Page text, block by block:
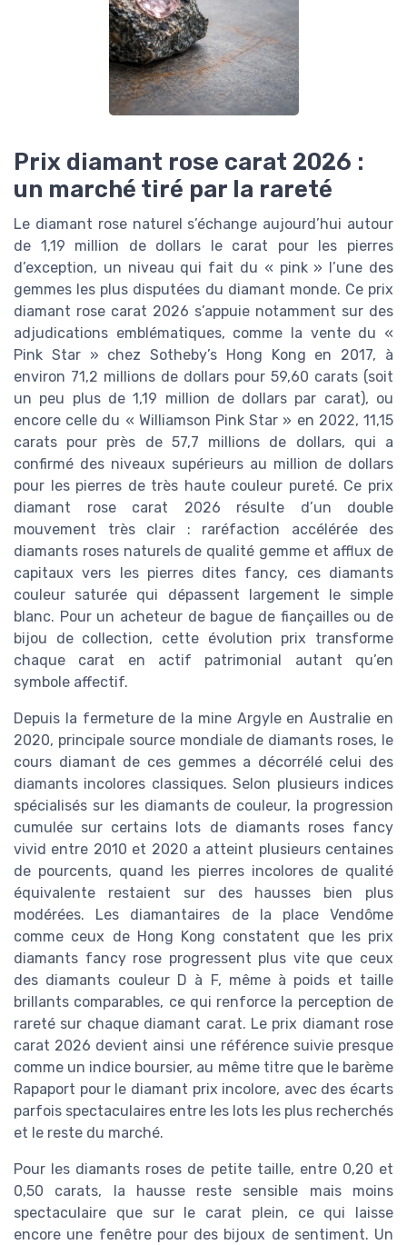
Prix diamant rose carat 2026 :
un marché tiré par la rareté
Le diamant rose naturel s’échange aujourd’hui autour
de 1,19 million de dollars le carat pour les pierres
d’exception, un niveau qui fait du « pink » l’une des
gemmes les plus disputées du diamant monde. Ce prix
diamant rose carat 2026 s’appuie notamment sur des
adjudications emblématiques, comme la vente du «
Pink Star » chez Sotheby’s Hong Kong en 2017, à
environ 71,2 millions de dollars pour 59,60 carats (soit
un peu plus de 1,19 million de dollars par carat), ou
encore celle du « Williamson Pink Star » en 2022, 11,15
carats pour près de 57,7 millions de dollars, qui a
confirmé des niveaux supérieurs au million de dollars
pour les pierres de très haute couleur pureté. Ce prix
diamant rose carat 2026 résulte d’un double
mouvement très clair : raréfaction accélérée des
diamants roses naturels de qualité gemme et afflux de
capitaux vers les pierres dites fancy, ces diamants
couleur saturée qui dépassent largement le simple
blanc. Pour un acheteur de bague de fiançailles ou de
bijou de collection, cette évolution prix transforme
chaque carat en actif patrimonial autant qu’en
symbole affectif.
Depuis la fermeture de la mine Argyle en Australie en
2020, principale source mondiale de diamants roses, le
cours diamant de ces gemmes a décorrélé celui des
diamants incolores classiques. Selon plusieurs indices
spécialisés sur les diamants de couleur, la progression
cumulée sur certains lots de diamants roses fancy
vivid entre 2010 et 2020 a atteint plusieurs centaines
de pourcents, quand les pierres incolores de qualité
équivalente restaient sur des hausses bien plus
modérées. Les diamantaires de la place Vendôme
comme ceux de Hong Kong constatent que les prix
diamants fancy rose progressent plus vite que ceux
des diamants couleur D à F, même à poids et taille
brillants comparables, ce qui renforce la perception de
rareté sur chaque diamant carat. Le prix diamant rose
carat 2026 devient ainsi une référence suivie presque
comme un indice boursier, au même titre que le barème
Rapaport pour le diamant prix incolore, avec des écarts
parfois spectaculaires entre les lots les plus recherchés
et le reste du marché.
Pour les diamants roses de petite taille, entre 0,20 et
0,50 carats, la hausse reste sensible mais moins
spectaculaire que sur le carat plein, ce qui laisse
encore une fenêtre pour des bijoux de sentiment. Un